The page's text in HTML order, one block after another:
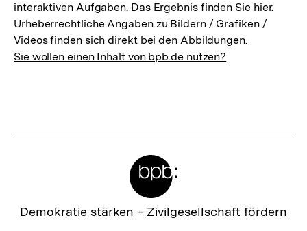
interaktiven Aufgaben. Das Ergebnis finden Sie hier.
Urheberrechtliche Angaben zu Bildern / Grafiken /
Videos finden sich direkt bei den Abbildungen.
Sie wollen einen Inhalt von bpb.de nutzen?
Zur
Demokratie stärken – Zivilgesellschaft fördern